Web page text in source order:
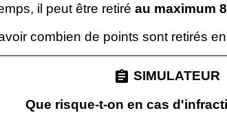
il peut être retiré au maximum
combien de points sont retirés
assignment SIMULATEUR
Que risque-t-on en cas